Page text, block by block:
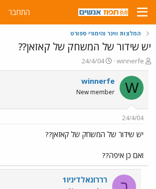
התחבר
המלצות ווינר והימורי ספורט
יש שידור של המשחק של קאזאן??
פ
ו
ת
ח
ה
ש
א
winnerfe
פ
ו
ר
ם
ר
24/4/04
W
winnerfe
New member
24/4/04
יש שידור של המשחק של קאזאן??
ואם כן איפה??
רררונאלדיניו1